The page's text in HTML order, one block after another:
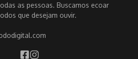
as pessoas. Buscamos ecoar
que desejam ouvir.